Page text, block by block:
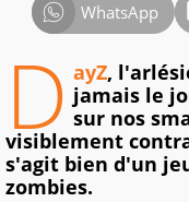
WhatsApp
D ayZ,
jamais le
sur nos
visiblement
s'agit bien d'un
zombies.